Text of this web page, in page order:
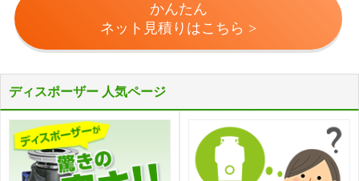
かんたん
ネット見積りはこちら >
ディスポーザー 人気ページ